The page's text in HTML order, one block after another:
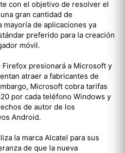
con el objetivo de resolver el
gran cantidad de
de aplicaciones ya
preferido para la creación
móvil.
Firefox presionará a Microsoft y
atraer a fabricantes de
Microsoft cobra tarifas
por cada teléfono Windows y
de autor de los
Android.
la marca Alcatel para sus
de que la nueva